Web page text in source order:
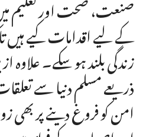
صنعت، صحت اور تعلیم
کے لیے اقدامات کیے ہیں
ذریعے مسلم دنیا سے
امن کو فروغ دینے پر بھی